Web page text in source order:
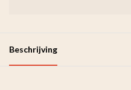
Beschrijving